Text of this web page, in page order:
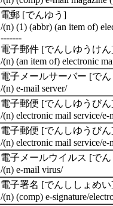
電郵 [でんゆう]
/(n) (1) (abbr) (an item of)
-------
電子郵件 [でんしゆうけ
/(n) (an item of) electronic
電子メールサーバー [で
/(n) e-mail server/
電子郵便 [でんしゆうび
/(n) electronic mail service/e-
電子郵便 [でんしゆうび
/(n) electronic mail service/e-
電子メールウイルス [で
/(n) e-mail virus/
電子署名 [でんししょめ
/(n) (comp) e-signature/